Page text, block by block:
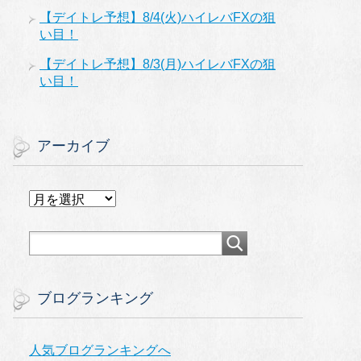
【デイトレ予想】8/4(火)ハイレバFXの狙
い目！
【デイトレ予想】8/3(月)ハイレバFXの狙
い目！
アーカイブ
ア
カ
ブログランキング
人気ブログランキングへ